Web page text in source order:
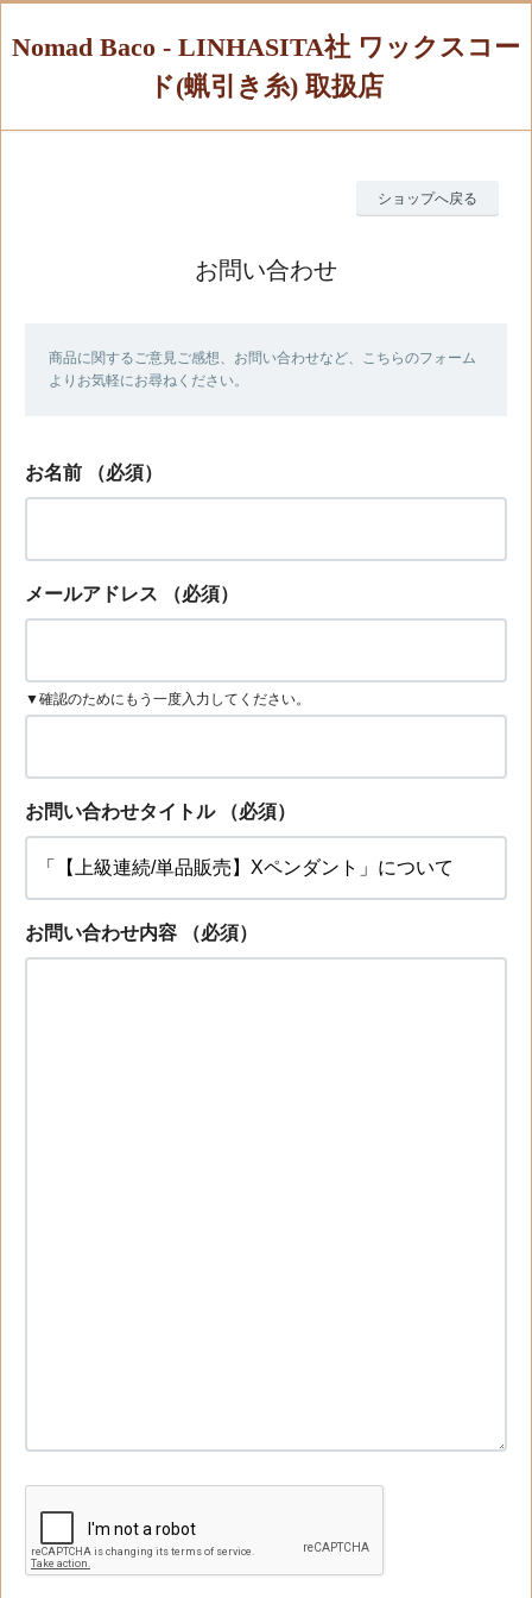
Nomad Baco - LINHASITA社 ワックスコー
ド(蝋引き糸) 取扱店
ショップへ戻る
お問い合わせ
商品に関するご意見ご感想、お問い合わせなど、こちらのフォーム
よりお気軽にお尋ねください。
お名前 （必須）
メールアドレス （必須）
▼確認のためにもう一度入力してください。
お問い合わせタイトル （必須）
お問い合わせ内容 （必須）